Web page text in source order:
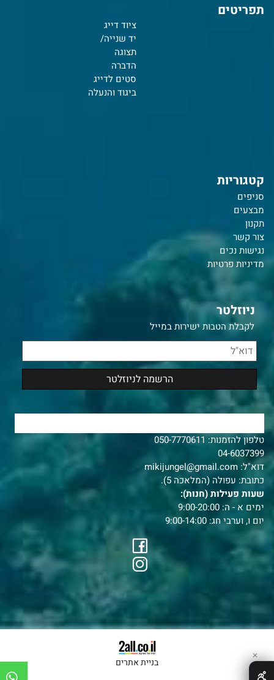
תפריטים
ציוד דייג
יד שנייה/
תצוגה
הדברה
סטים לדייג
ביגוד והנעלה
קטגוריות
סניפים
מבצעים
תקנון
צור קשר
נגישות נכים
מדיניות פרטיות
ניוזלטר
לקבלת הטבות ישירות במייל
טלפון להזמנות:050-7770611
04-6037399
דוא"ל: mikijungel@gmail.com
כתובת: עפולה (המלאכה 5).
שעות פעילות (חנות):
ימים א - ה: 9:00-20:00
יום ו, וערבי חג: 9:00-14:00
בניית אתרים
✕